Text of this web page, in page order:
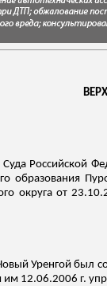
Суда Российской
образования
округа от
Уренгой был
12.06.2006 г.